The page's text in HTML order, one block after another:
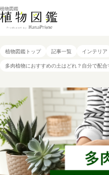
植物図鑑
植物図鑑トップ 記事一覧 インテリア
多肉植物におすすめの土はどれ？自分で配合